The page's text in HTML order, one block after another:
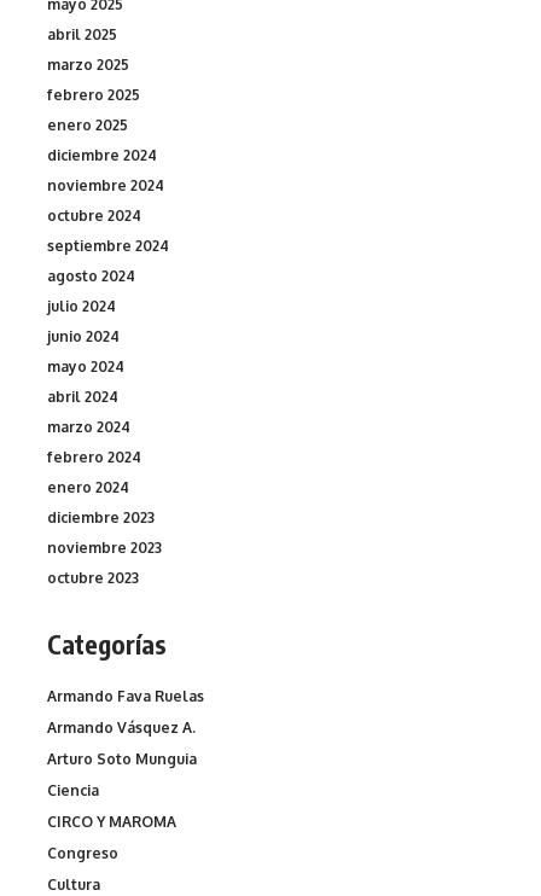
mayo 2025
abril 2025
marzo 2025
febrero 2025
enero 2025
diciembre 2024
noviembre 2024
octubre 2024
septiembre 2024
agosto 2024
julio 2024
junio 2024
mayo 2024
abril 2024
marzo 2024
febrero 2024
enero 2024
diciembre 2023
noviembre 2023
octubre 2023
Categorías
Armando Fava Ruelas
Armando Vásquez A.
Arturo Soto Munguia
Ciencia
CIRCO Y MAROMA
Congreso
Cultura